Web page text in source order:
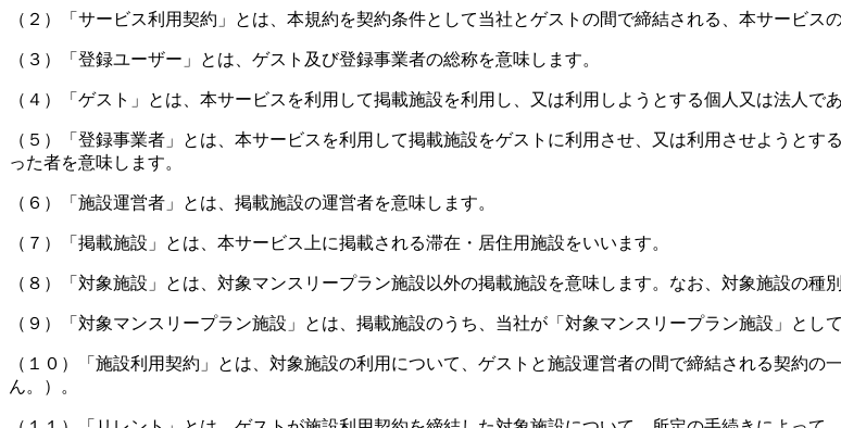
（２）「サービス利用契約」とは、本規約を契約条件として当社とゲストの間で締結される、本サービス
（３）「登録ユーザー」とは、ゲスト及び登録事業者の総称を意味します。
（４）「ゲスト」とは、本サービスを利用して掲載施設を利用し、又は利用しようとする個人又は法人で
（５）「登録事業者」とは、本サービスを利用して掲載施設をゲストに利用させ、又は利用させようと
った者を意味します。
（６）「施設運営者」とは、掲載施設の運営者を意味します。
（７）「掲載施設」とは、本サービス上に掲載される滞在・居住用施設をいいます。
（８）「対象施設」とは、対象マンスリープラン施設以外の掲載施設を意味します。なお、対象施設の種
（９）「対象マンスリープラン施設」とは、掲載施設のうち、当社が「対象マンスリープラン施設」とし
（１０）「施設利用契約」とは、対象施設の利用について、ゲストと施設運営者の間で締結される契約
ん。）。